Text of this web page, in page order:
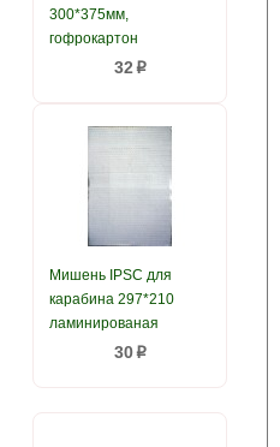
300*375мм,
гофрокартон
32 p
Мишень IPSC для
карабина 297*210
ламинированая
30p